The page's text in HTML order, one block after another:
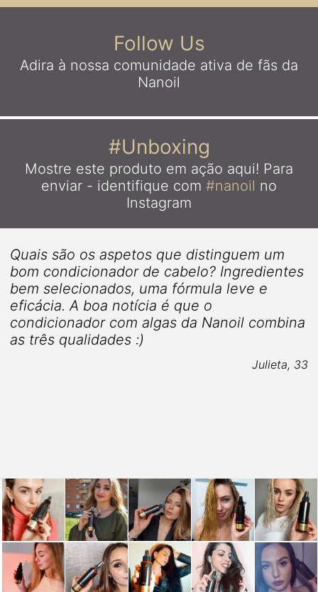
Follow Us
Adira à nossa comunidade ativa de fãs da
Nanoil
#Unboxing
Mostre este produto em ação aqui! Para
enviar - identifique com #nanoil no
Instagram
Quais são os aspetos que distinguem um
bom condicionador de cabelo? Ingredientes
bem selecionados, uma fórmula leve e
eficácia. A boa notícia é que o
condicionador com algas da Nanoil combina
as três qualidades :)
Julieta, 33